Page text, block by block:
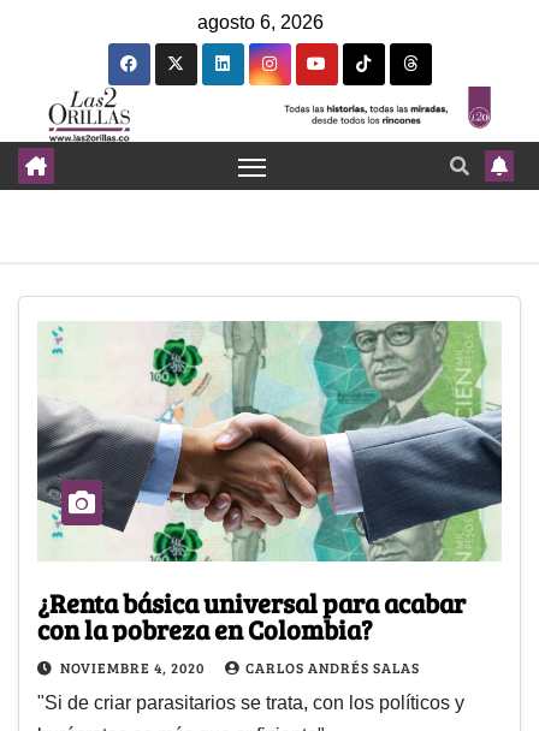
agosto 6, 2026
¿Renta básica universal para acabar
con la pobreza en Colombia?
NOVIEMBRE 4, 2020 CARLOS ANDRÉS SALAS
"Si de criar parasitarios se trata, con los políticos y